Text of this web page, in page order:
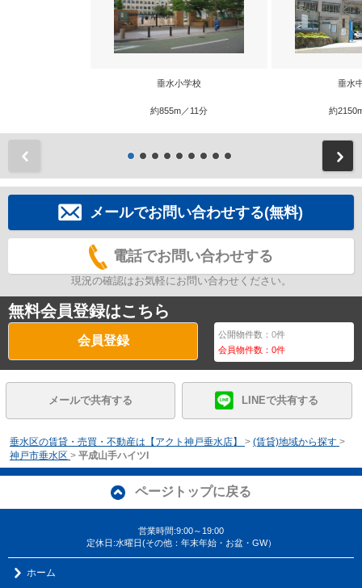
垂水小学校
約855m／11分
垂水
約
メールでお問い合わせする(無料)
電話でお問い合わせする
現況の確認はお気軽にお問い合わせください。
無料会員登録はこちら
会員登録 公開物件数：0件
会員物件数：0件
メールで共有する LINEで共有する
垂水区の賃貸・売買・不動産は【アクト神戸垂水店】 > (賃貸)地域から探す >
神戸市垂水区 > 平成山手ハイツI
ページトップに戻る
営業時間:9:00～19:00
定休日:水曜日(その他：年末年始・お盆・GW）
ホーム